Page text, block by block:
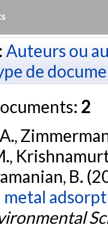
Auteurs ou
de
2
B.